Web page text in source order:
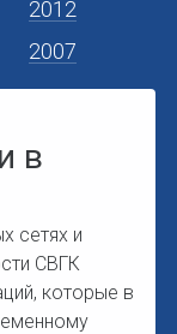
2012
2007
в
сетях и
СВГК
которые в